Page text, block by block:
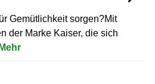
Gemütlichkeit sorgen?Mit
der Marke Kaiser, die sich
Mehr